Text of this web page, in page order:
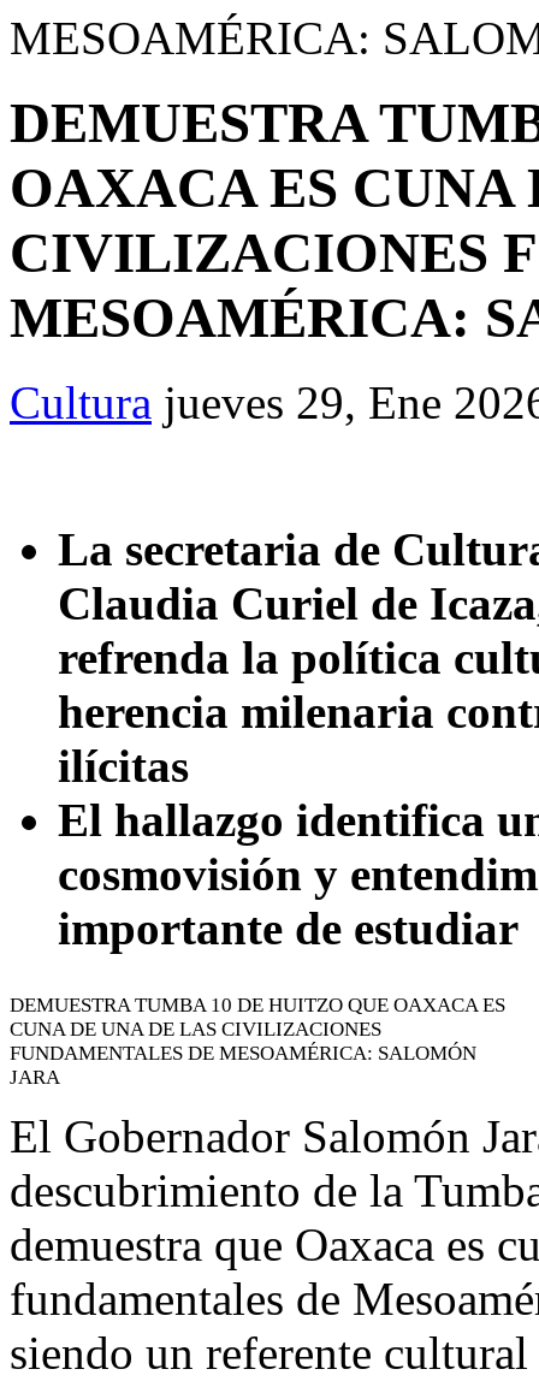
MESOAMÉRICA:
DEMUESTRA
OAXACA ES CUNA
CIVILIZACIONES
MESOAMÉRICA:
Cultura jueves 29, Ene
La secretaria de
Claudia Curiel de
refrenda la política
herencia milenaria
ilícitas
El hallazgo identifica
cosmovisión y
importante de estudiar
DEMUESTRA TUMBA 10 DE HUITZO QUE OAXACA ES
CUNA DE UNA DE LAS CIVILIZACIONES
FUNDAMENTALES DE MESOAMÉRICA: SALOMÓN
JARA
El Gobernador Salomón
descubrimiento de la
demuestra que Oaxaca es
fundamentales de
siendo un referente